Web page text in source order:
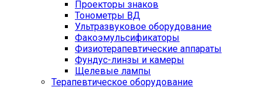
Проекторы знаков
Тонометры ВД
Ультразвуковое оборудование
Факоэмульсификаторы
Физиотерапевтические аппараты
Фундус-линзы и камеры
Щелевые лампы
Терапевтическое оборудование